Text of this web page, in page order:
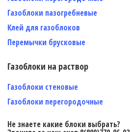
Газоблоки пазогребневые
Клей для газоблоков
Перемычки брусковые
Газоблоки на раствор
Газоблоки стеновые
Газоблоки перегородочные
Не знаете какие блоки выбрать?